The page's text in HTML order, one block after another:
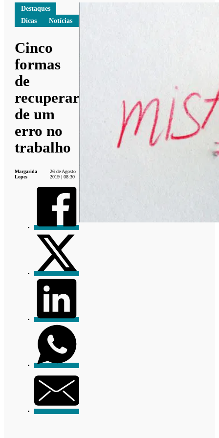
Destaques
Dicas
Notícias
Cinco
formas
de
recuperar
de um
erro no
trabalho
Margarida
Lopes
26 de Agosto
2019 | 08:30